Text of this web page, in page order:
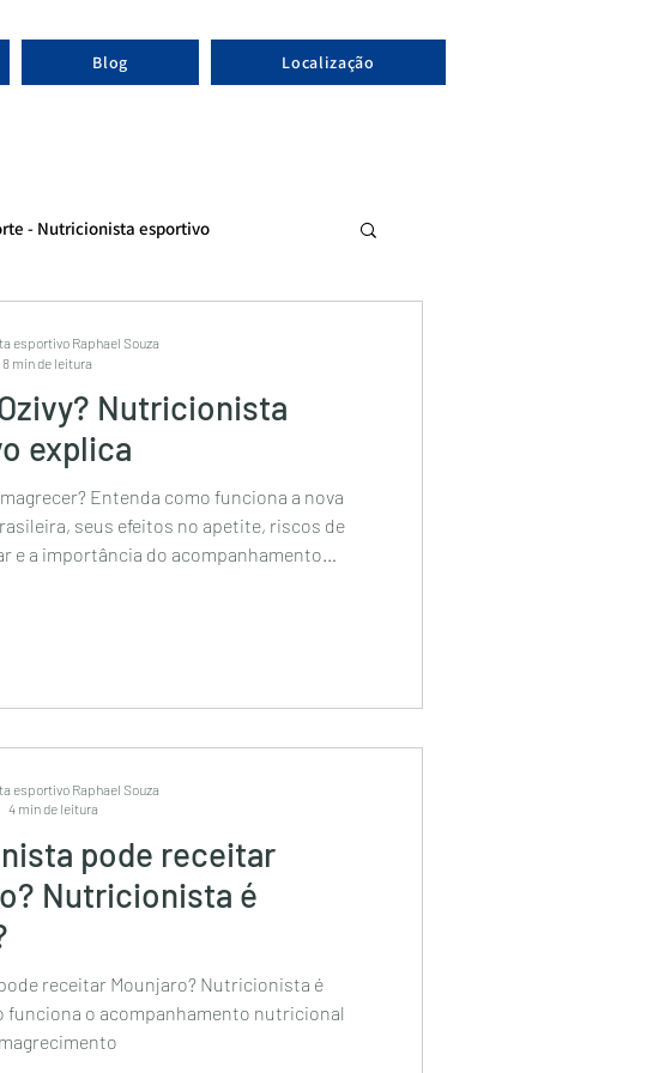
Blog Localização
- Nutricionista esportivo
Nutricionista
explica
Entenda como funciona a nova
seus efeitos no apetite, riscos de
e a importância do acompanhamento
esportivo Raphael Souza
8 min de leitura
pode receitar
Nutricionista é
receitar Mounjaro? Nutricionista é
nutricional
esportivo Raphael Souza
4 min de leitura